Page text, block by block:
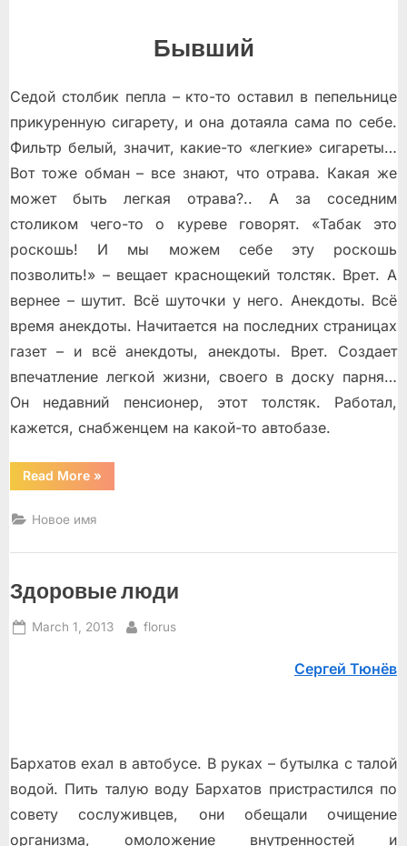
Бывший
Седой столбик пепла – кто-то оставил в пепельнице
прикуренную сигарету, и она дотаяла сама по себе.
Фильтр белый, значит, какие-то «лeгкие» сигареты…
Вот тоже обман – все знают, что отрава. Какая же
может быть лeгкая отрава?.. А за соседним
столиком чего-то о куреве говорят. «Табак это
роскошь! И мы можем себе эту роскошь
позволить!» – вещает краснощекий толстяк. Врет. А
вернее – шутит. Всё шуточки у него. Анекдоты. Всё
время анекдоты. Начитается на последних страницах
газет – и всё анекдоты, анекдоты. Врет. Создает
впечатление легкой жизни, своего в доску парня…
Он недавний пенсионер, этот толстяк. Работал,
кажется, снабженцем на какой-то автобазе.
Read More“Два
Рассказа”
»
Новое имя
Здоровые люди
Posted
March 1, 2013 By
florus
Сергей Тюнёв
Бархатов ехал в автобусе. В руках – бутылка с талой
водой. Пить талую воду Бархатов пристрастился по
совету сослуживцев, они обещали очищение
организма, омоложение внутренностей и